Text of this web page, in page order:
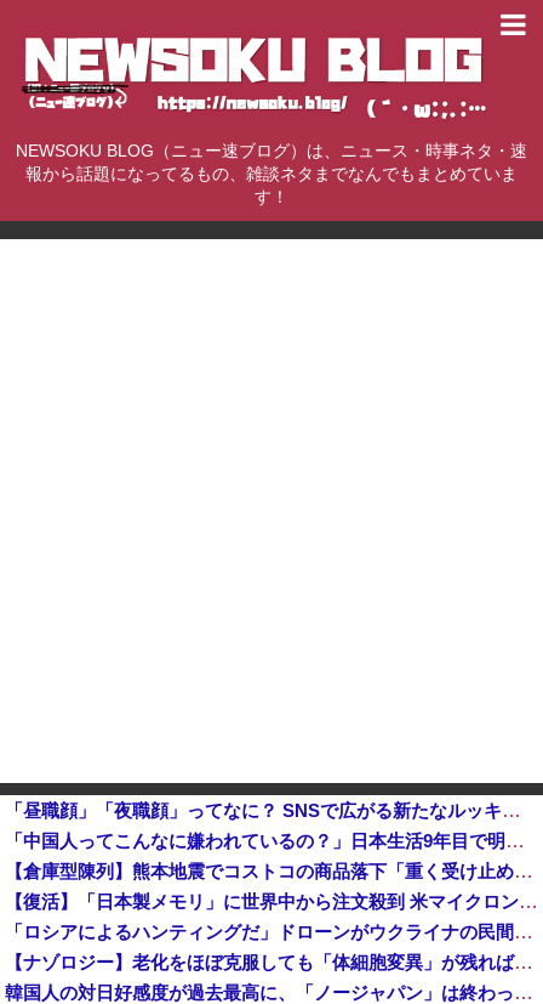
NEWSOKU BLOG（ニュー速ブログ）は、ニュース・時事ネタ・速
報から話題になってるもの、雑談ネタまでなんでもまとめていま
す！
「昼職顔」「夜職顔」ってなに？ SNSで広がる新たなルッキズム論争（※画像あり）
「中国人ってこんなに嫌われているの？」日本生活9年目で明かす本心！
【倉庫型陳列】熊本地震でコストコの商品落下「重く受け止めております」地震大国で「高積み陳列」が心配...IKEAにも聞いた
【復活】「日本製メモリ」に世界中から注文殺到 米マイクロンが１兆５０００億円を表明他
「ロシアによるハンティングだ」ドローンがウクライナの民間人を追い回して爆発…ゼレンスキー氏が非難！
【ナゾロジー】老化をほぼ克服しても「体細胞変異」が残ればヒトの寿命は156年、数理モデルで推定
韓国人の対日好感度が過去最高に、「ノージャパン」は終わった？＝ネット「中国より100倍いい」